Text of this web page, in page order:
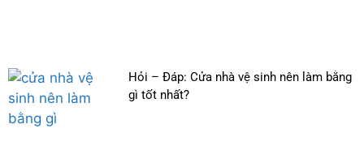
Hỏi – Đáp: Cửa nhà vệ sinh nên làm bằng
gì tốt nhất?